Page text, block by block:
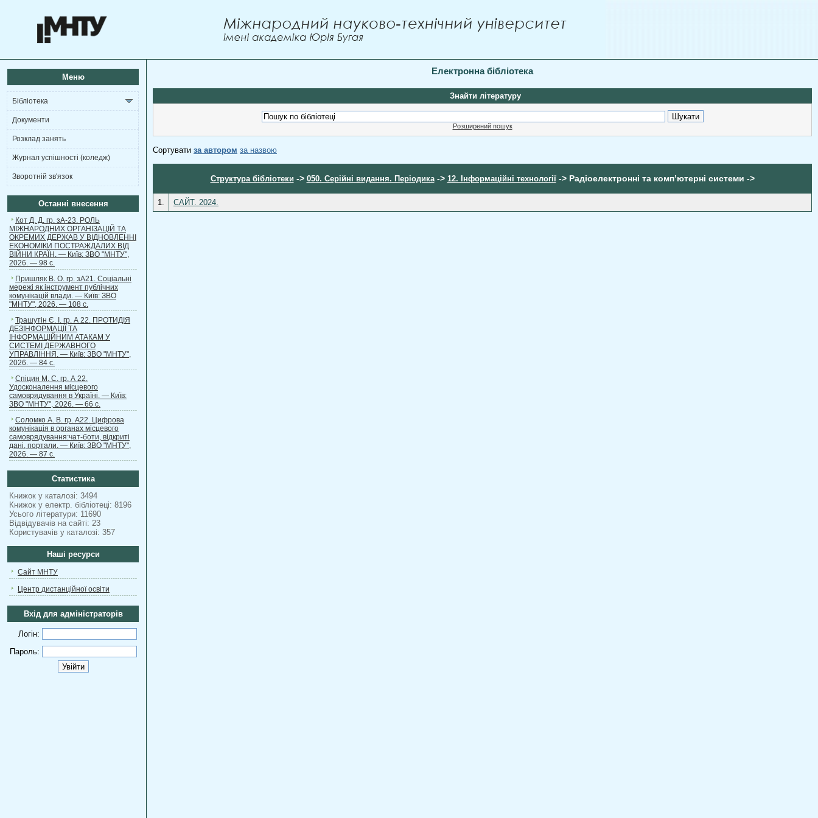
Меню
Бібліотека
Документи
Розклад занять
Журнал успішності (коледж)
Зворотній зв'язок
Останні внесення
Кот Д. Д. гр. зА-23. РОЛЬ
МІЖНАРОДНИХ ОРГАНІЗАЦІЙ ТА
ОКРЕМИХ ДЕРЖАВ У ВІДНОВЛЕННІ
ЕКОНОМІКИ ПОСТРАЖДАЛИХ ВІД
ВІЙНИ КРАЇН. — Київ: ЗВО "МНТУ",
2026. — 98 с.
Пришляк В. О. гр. зА21. Соціальні
мережі як інструмент публічних
комунікацій влади. — Київ: ЗВО
"МНТУ", 2026. — 108 с.
Трашутін Є. І. гр. А 22. ПРОТИДІЯ
ДЕЗІНФОРМАЦІЇ ТА
ІНФОРМАЦІЙНИМ АТАКАМ У
СИСТЕМІ ДЕРЖАВНОГО
УПРАВЛІННЯ. — Київ: ЗВО "МНТУ",
2026. — 84 с.
Спіцин М. С. гр. А 22.
Удосконалення місцевого
самоврядування в Україні. — Київ:
ЗВО "МНТУ", 2026. — 66 с.
Соломко А. В. гр. А22. Цифрова
комунікація в органах місцевого
самоврядування:чат-боти, відкриті
дані, портали. — Київ: ЗВО "МНТУ",
2026. — 87 с.
Статистика
Книжок у каталозі: 3494
Книжок у електр. бібліотеці: 8196
Усього літератури: 11690
Відвідувачів на сайті: 23
Користувачів у каталозі: 357
Наші ресурси
Сайт МНТУ
Центр дистанційної освіти
Вхід для адміністраторів
Логін:
Пароль:
Електронна бібліотека
Знайти літературу
Розширений пошук
Сортувати за автором за назвою
Структура бібліотеки -> 050. Серійні видання. Періодика-> 12. Інформаційні технології-> Радіоелектронні та комп’ютерні системи ->
1. САЙТ. 2024.